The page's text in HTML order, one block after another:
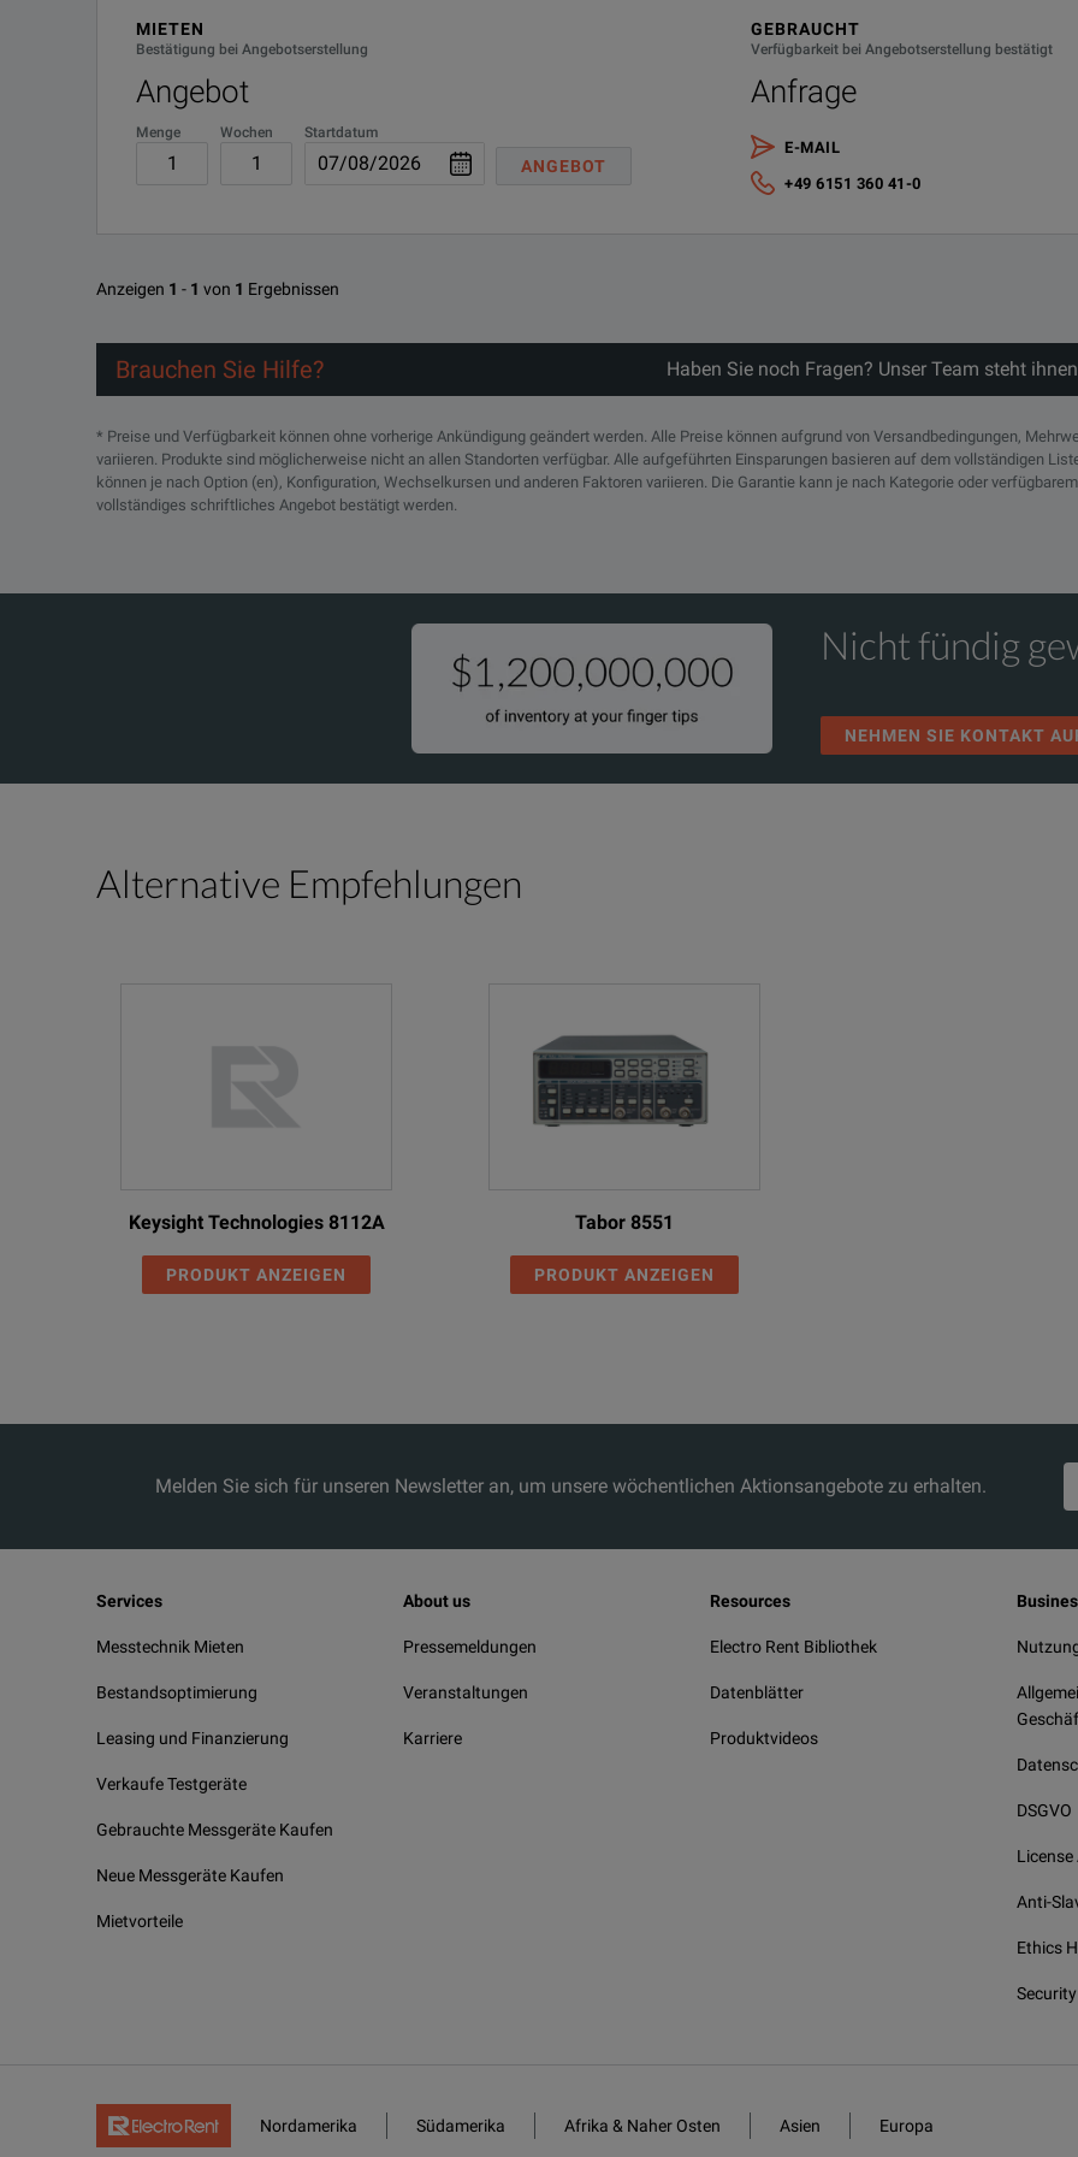
MIETEN
Bestätigung bei Angebotserstellung
Angebot
Menge Wochen Startdatum
ANGEBOT
GEBRAUCHT
Verfügbarkeit bei Angebotserstellung bestätigt
Anfrage
E-MAIL
+49 6151 360 41-0
Anzeigen 1 - 1 von 1 Ergebnissen
Brauchen Sie Hilfe? Haben Sie noch Fragen? Unser Team steht
* Preise und Verfügbarkeit können ohne vorherige Ankündigung geändert werden. Alle Preise können aufgrund von Versandbedingungen,
variieren. Produkte sind möglicherweise nicht an allen Standorten verfügbar. Alle aufgeführten Einsparungen basieren auf dem vollständigen
können je nach Option (en), Konfiguration, Wechselkursen und anderen Faktoren variieren. Die Garantie kann je nach Kategorie oder
vollständiges schriftliches Angebot bestätigt werden.
Nicht fündig
NEHMEN SIE KONTAKT
Alternative Empfehlungen
Keysight Technologies 8112A
PRODUKT ANZEIGEN
Tabor 8551
PRODUKT ANZEIGEN
Melden Sie sich für unseren Newsletter an, um unsere wöchentlichen Aktionsangebote zu erhalten.
Services
Messtechnik Mieten
Bestandsoptimierung
Leasing und Finanzierung
Verkaufe Testgeräte
Gebrauchte Messgeräte Kaufen
Neue Messgeräte Kaufen
Mietvorteile
About us
Pressemeldungen
Veranstaltungen
Karriere
Resources
Electro Rent Bibliothek
Datenblätter
Produktvideos
DSGVO
Anti-
Ethics
Nordamerika Südamerika Afrika & Naher Osten Asien Europa